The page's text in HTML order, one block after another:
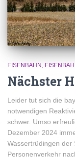
EISENBAHN
Nächster
Leider tut sich die
notwendigen
schwer. Umso
Dezember 2024
Wassertrüdingen der
Personenverkehr